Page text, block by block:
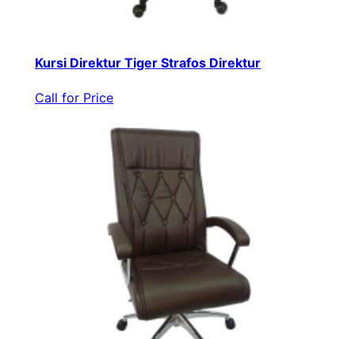
Kursi Direktur Tiger Strafos Direktur
Call for Price